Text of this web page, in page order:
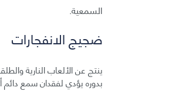
السمعية.
ضجيج الانفجارات
ينتج عن الألعاب النارية
بدوره يؤدي لفقدان سمع